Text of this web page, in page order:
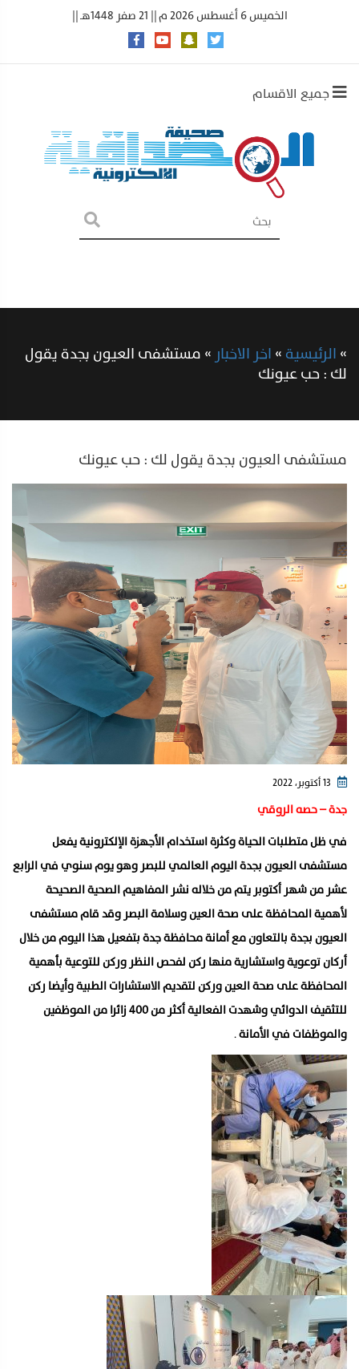
الخميس 6 أغسطس 2026 م || 21 صفر 1448هـ ||
جميع الاقسام
»الرئيسية»اخر الاخبار »مستشفى العيون بجدة يقول
لك : حب عيونك
مستشفى العيون بجدة يقول لك : حب عيونك
جدة – حصه الروقي
في ظل متطلبات الحياة وكثرة استخدام الأجهزة الإلكترونية ‏يفعل
مستشفى العيون بجدة اليوم العالمي للبصر وهو يوم سنوي في الرابع
عشر من شهر أكتوبر يتم من خلاله نشر المفاهيم الصحية الصحيحة
لأهمية المحافظة على صحة العين وسلامة البصر وقد قام مستشفى
العيون بجدة بالتعاون مع أمانة محافظة جدة بتفعيل هذا اليوم من خلال
أركان توعوية واستشارية منها ركن لفحص النظر وركن للتوعية بأهمية
المحافظة على صحة العين وركن لتقديم الاستشارات الطبية وأيضا ركن
للتثقيف الدوائي وشهدت الفعالية أكثر من ٤٠٠ زائرا من الموظفين
والموظفات في الأمانة.